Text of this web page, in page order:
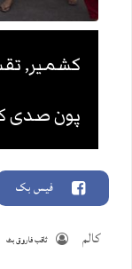
کشمیر,
پون صدی
فیس بک
کالم ثاقب فاروق بٹ